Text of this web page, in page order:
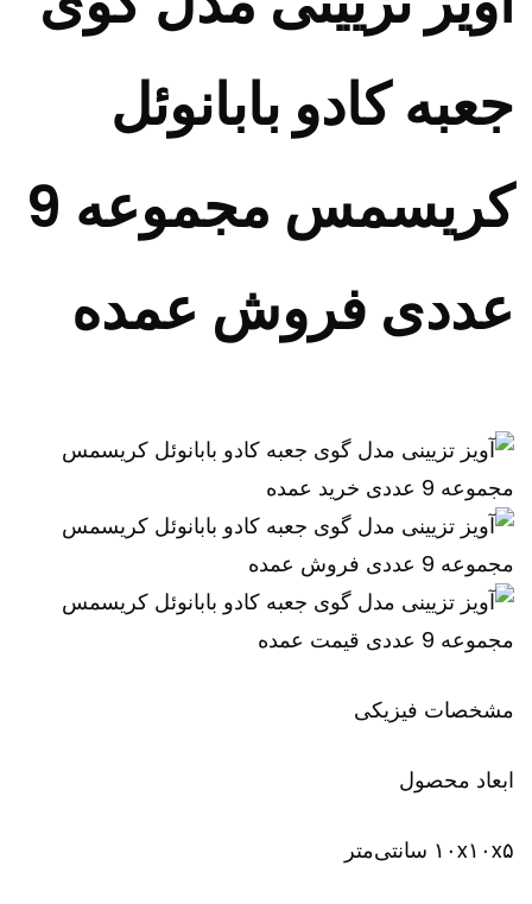
جعبه کادو بابانوئل
کریسمس مجموعه 9
عددی فروش عمده
مشخصات فیزیکی
ابعاد محصول
۱۰x۱۰x۵ سانتی‌متر